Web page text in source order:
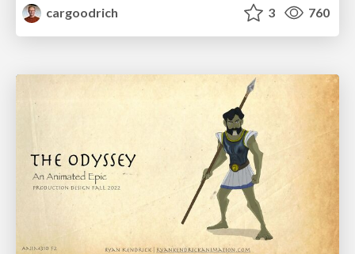
cargoodrich
3 760